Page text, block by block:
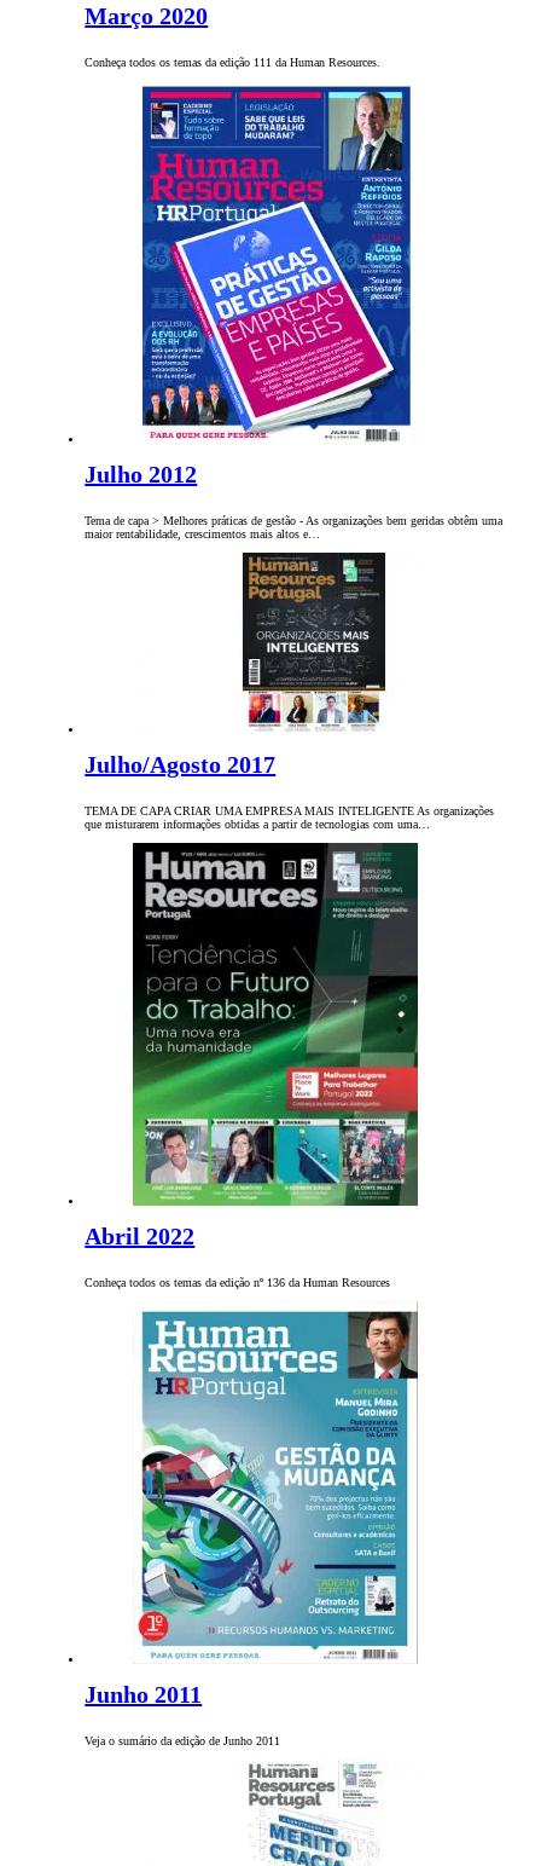
Março 2020
Conheça todos os temas da edição 111 da Human Resources.
Julho 2012
Tema de capa > Melhores práticas de gestão - As organizações bem geridas obtêm uma
maior rentabilidade, crescimentos mais altos e…
Julho/Agosto 2017
TEMA DE CAPA CRIAR UMA EMPRESA MAIS INTELIGENTE As organizações
que misturarem informações obtidas a partir de tecnologias com uma…
Abril 2022
Conheça todos os temas da edição nº 136 da Human Resources
Junho 2011
Veja o sumário da edição de Junho 2011